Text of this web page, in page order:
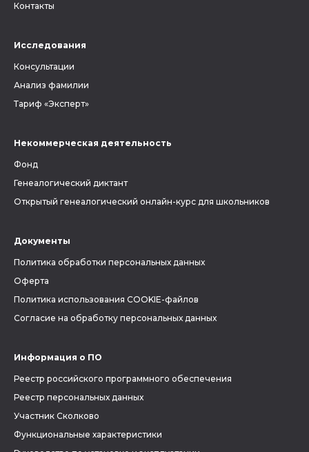
Контакты
Исследования
Консультации
Анализ фамилии
Тариф «Эксперт»
Некоммерческая деятельность
Фонд
Генеалогический диктант
Открытый генеалогический онлайн-курс для школьников
Документы
Политика обработки персональных данных
Оферта
Политика использования COOKIE-файлов
Согласие на обработку персональных данных
Информация о ПО
Реестр российского программного обеспечения
Реестр персональных данных
Участник Сколково
Функциональные характеристики